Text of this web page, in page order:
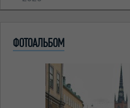
ФОТОАЛЬБОМ